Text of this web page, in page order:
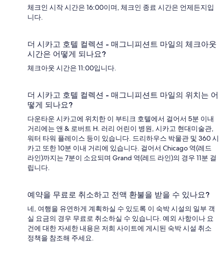
체크인 시작 시간은 16:00이며, 체크인 종료 시간은 언제든지입
니다.
더 시카고 호텔 컬렉션 - 매그니피션트 마일의 체크아웃
시간은 어떻게 되나요?
체크아웃 시간은 11:00입니다.
더 시카고 호텔 컬렉션 - 매그니피션트 마일의 위치는 어
떻게 되나요?
다운타운 시카고에 위치한 이 부티크 호텔에서 걸어서 5분 이내
거리에는 앤 & 로버트 H. 러리 어린이 병원, 시카고 현대미술관,
워터 타워 플레이스 등이 있습니다. 드리하우스 박물관 및 360 시
카고 또한 10분 이내 거리에 있습니다. 걸어서 Chicago 역(레드
라인)까지는 7분이 소요되며 Grand 역(레드 라인)의 경우 11분 걸
립니다.
예약을 무료로 취소하고 전액 환불을 받을 수 있나요?
네, 여행을 유연하게 계획하실 수 있도록 이 숙박 시설의 일부 객
실 요금의 경우 무료로 취소하실 수 있습니다. 예외 사항이나 요
건에 대한 자세한 내용은 저희 사이트에 게시된 숙박 시설 취소
정책을 참조해 주세요.